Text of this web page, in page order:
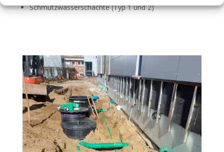
Schmutzwasserschächte (Typ 1 und 2)